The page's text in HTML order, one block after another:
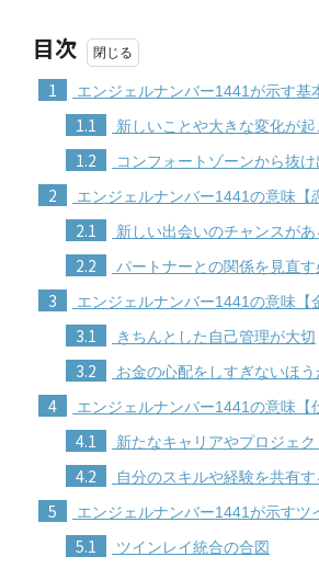
目次
1 エンジェルナンバー1441が示す基
1.1 新しいことや大きな変化が起
1.2 コンフォートゾーンから抜け
2 エンジェルナンバー1441の意味【
2.1 新しい出会いのチャンスがあ
2.2 パートナーとの関係を見直す
3 エンジェルナンバー1441の意味【
3.1 きちんとした自己管理が大切
3.2 お金の心配をしすぎないほう
4 エンジェルナンバー1441の意味【
4.1 新たなキャリアやプロジェク
4.2 自分のスキルや経験を共有す
5 エンジェルナンバー1441が示すツ
5.1 ツインレイ統合の合図